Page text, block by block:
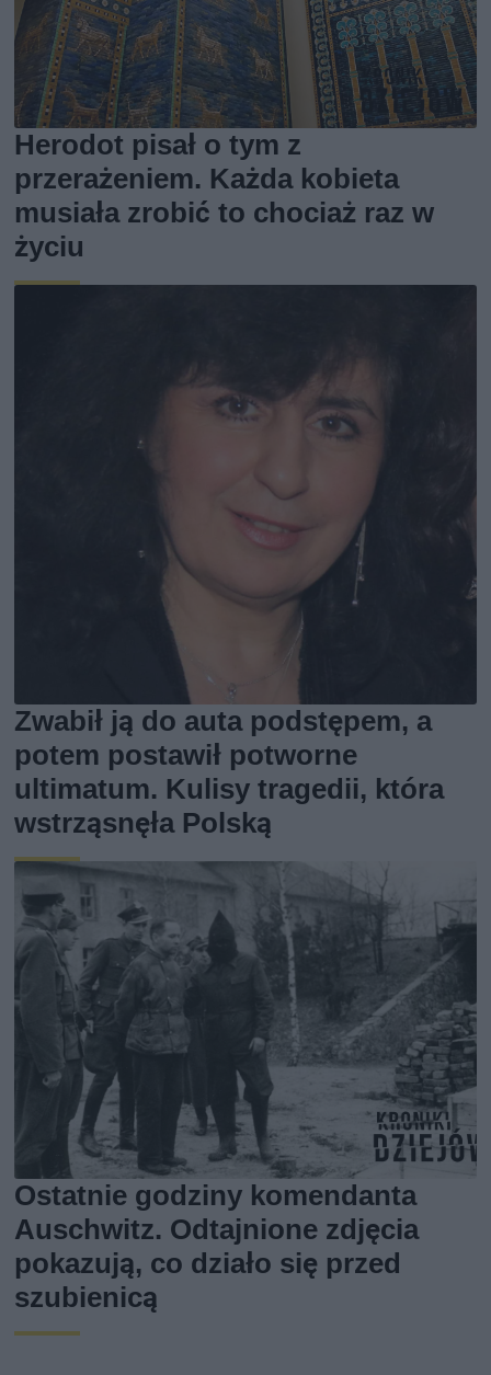
Herodot pisał o tym z
przerażeniem. Każda kobieta
musiała zrobić to chociaż raz w
życiu
Zwabił ją do auta podstępem, a
potem postawił potworne
ultimatum. Kulisy tragedii, która
wstrząsnęła Polską
Ostatnie godziny komendanta
Auschwitz. Odtajnione zdjęcia
pokazują, co działo się przed
szubienicą